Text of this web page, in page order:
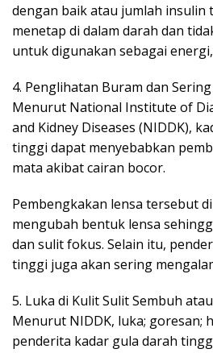
dengan baik atau jumlah insulin
menetap di dalam darah dan
untuk digunakan sebagai
4. Penglihatan Buram dan
Menurut National Institute of
and Kidney Diseases (NIDDK),
tinggi dapat menyebabkan
mata akibat cairan bocor.
Pembengkakan lensa tersebut
mengubah bentuk lensa
dan sulit fokus. Selain itu,
tinggi juga akan sering
5. Luka di Kulit Sulit Sembuh
Menurut NIDDK, luka; goresan;
penderita kadar gula darah